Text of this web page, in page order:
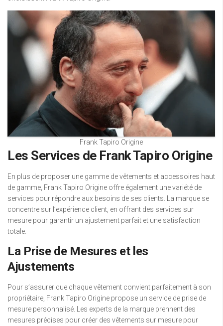
Frank Tapiro Origine
Les Services de Frank Tapiro Origine
En plus de proposer une gamme de vêtements et accessoires haut
de gamme, Frank Tapiro Origine offre également une variété de
services pour répondre aux besoins de ses clients. La marque se
concentre sur l’expérience client, en offrant des services sur
mesure pour garantir un ajustement parfait et une satisfaction
totale.
La Prise de Mesures et les
Ajustements
Pour s’assurer que chaque vêtement convient parfaitement à son
propriétaire, Frank Tapiro Origine propose un service de prise de
mesure personnalisé. Les experts de la marque prennent des
mesures précises pour créer des vêtements sur mesure pour